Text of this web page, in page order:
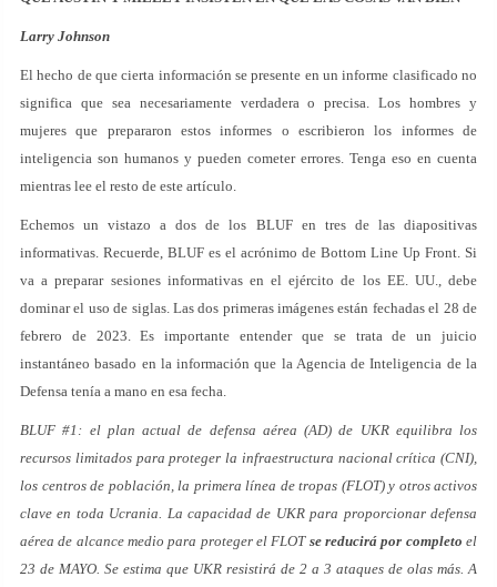
Larry Johnson
El hecho de que cierta información se presente en un informe clasificado no
significa que sea necesariamente verdadera o precisa. Los hombres y
mujeres que prepararon estos informes o escribieron los informes de
inteligencia son humanos y pueden cometer errores. Tenga eso en cuenta
mientras lee el resto de este artículo.
Echemos un vistazo a dos de los BLUF en tres de las diapositivas
informativas. Recuerde, BLUF es el acrónimo de Bottom Line Up Front. Si
va a preparar sesiones informativas en el ejército de los EE. UU., debe
dominar el uso de siglas. Las dos primeras imágenes están fechadas el 28 de
febrero de 2023. Es importante entender que se trata de un juicio
instantáneo basado en la información que la Agencia de Inteligencia de la
Defensa tenía a mano en esa fecha.
BLUF #1: el plan actual de defensa aérea (AD) de UKR equilibra los
recursos limitados para proteger la infraestructura nacional crítica (CNI),
los centros de población, la primera línea de tropas (FLOT) y otros activos
clave en toda Ucrania. La capacidad de UKR para proporcionar defensa
aérea de alcance medio para proteger el FLOT se reducirá por completo el
23 de MAYO. Se estima que UKR resistirá de 2 a 3 ataques de olas más. A